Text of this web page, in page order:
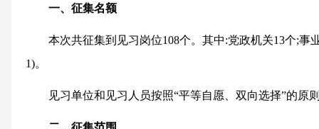
一、征集名额
本次共征集到见习岗位108个。其中:党政机关13个;事
1)。
见习单位和见习人员按照“平等自愿、双向选择”的原